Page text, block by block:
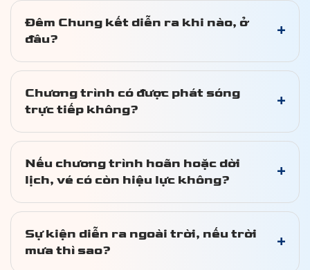
Đêm Chung kết diễn ra khi nào, ở
đâu?
+
Chương trình có được phát sóng
trực tiếp không?
+
Nếu chương trình hoãn hoặc dời
lịch, vé có còn hiệu lực không?
+
Sự kiện diễn ra ngoài trời, nếu trời
mưa thì sao?
+